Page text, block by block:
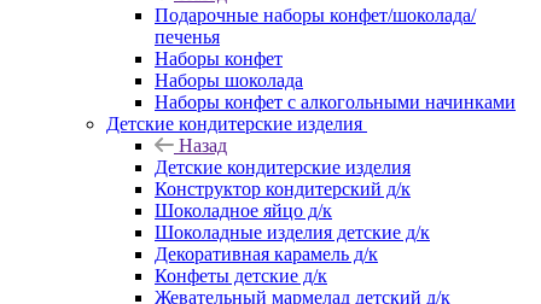
Подарочные наборы конфет/шоколада/
печенья
Наборы конфет
Наборы шоколада
Наборы конфет с алкогольными начинками
Детские кондитерские изделия
Назад
Детские кондитерские изделия
Конструктор кондитерский д/к
Шоколадное яйцо д/к
Шоколадные изделия детские д/к
Декоративная карамель д/к
Конфеты детские д/к
Жевательный мармелад детский д/к